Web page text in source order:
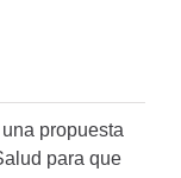
propuesta
para que